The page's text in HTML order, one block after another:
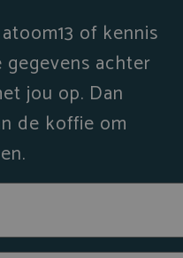
of kennis
achter
jou op. Dan
de koffie om